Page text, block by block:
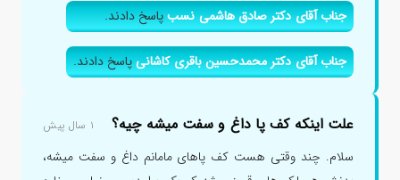
جناب آقای دکتر صادق هاشمی نسبپاسخ دادند.
جناب آقای دکتر محمدحسین باقری کاشانیپاسخ دادند.
علت اینکه کف پا داغ و سفت میشه چیه؟ ۱ سال پیش
سلام. چند وقتی هست کف پاهای مامانم داغ و سفت میشه،